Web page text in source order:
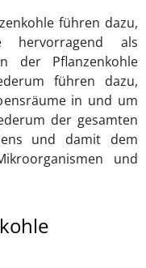
führen dazu,
hervorragend als
der Pflanzenkohle
führen dazu,
in und um
der gesamten
und damit dem
und